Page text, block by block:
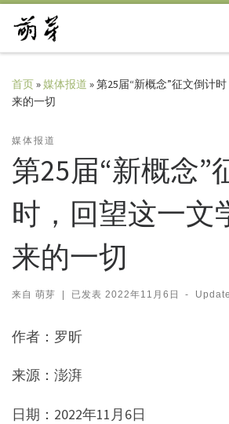
Skip to content
首页»媒体报道 »第25届“新概念”征文倒计
来的一切
媒体报道
第25届“新概念”
时，回望这一文
来的一切
来自 萌芽 | 已发表 2022年11月6日 -
作者：罗昕
来源：澎湃
日期：2022年11月6日